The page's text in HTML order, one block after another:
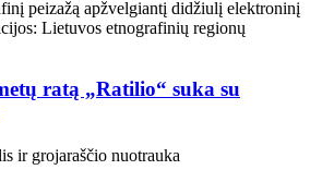
peizažą apžvelgiantį didžiulį elektroninį
Lietuvos etnografinių regionų
ratą „Ratilio“ suka su